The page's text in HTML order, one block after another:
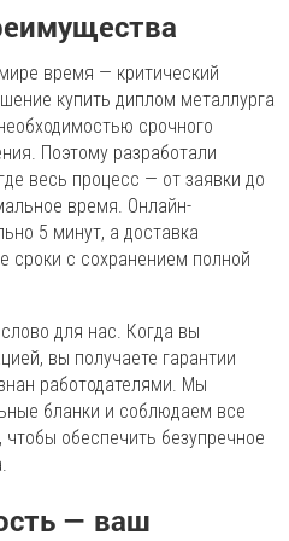
время — критический
купить диплом металлурга
срочного
Поэтому разработали
весь процесс — от заявки до
время. Онлайн-
5 минут, а доставка
сроки с сохранением полной
для нас. Когда вы
вы получаете гарантии
работодателями. Мы
бланки и соблюдаем все
чтобы обеспечить безупречное
— ваш